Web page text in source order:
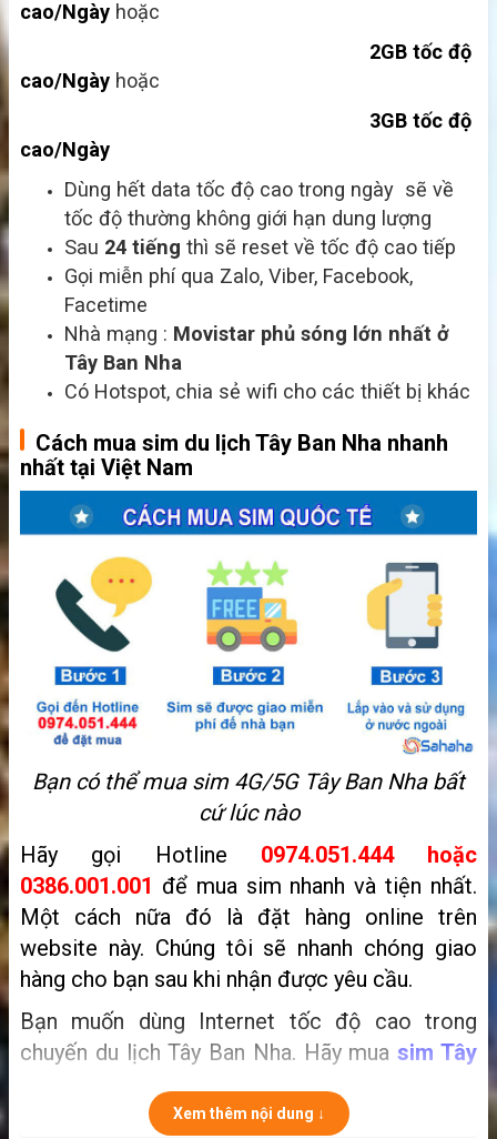
cao/Ngày hoặc
2GB tốc độ
cao/Ngày hoặc
3GB tốc độ
cao/Ngày
Dùng hết data tốc độ cao trong ngày sẽ về
tốc độ thường không giới hạn dung lượng
Sau 24 tiếng thì sẽ reset về tốc độ cao tiếp
Gọi miễn phí qua Zalo, Viber, Facebook,
Facetime
Nhà mạng : Movistar phủ sóng lớn nhất ở
Tây Ban Nha
Có Hotspot, chia sẻ wifi cho các thiết bị khác
Cách mua sim du lịch Tây Ban Nha nhanh
nhất tại Việt Nam
Bạn có thể mua sim 4G/5G Tây Ban Nha bất
cứ lúc nào
Hãy gọi Hotline 0974.051.444 hoặc
0386.001.001 để mua sim nhanh và tiện nhất.
Một cách nữa đó là đặt hàng online trên
website này. Chúng tôi sẽ nhanh chóng giao
hàng cho bạn sau khi nhận được yêu cầu.
Bạn muốn dùng Internet tốc độ cao trong
chuyến du lịch Tây Ban Nha. Hãy muasim Tây
dung lượng tốc độ cao bạn sẽ thoải mái vào
Xem thêm nội dung ↓